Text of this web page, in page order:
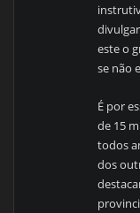
este o
se não
É por
de 15
todos
dos